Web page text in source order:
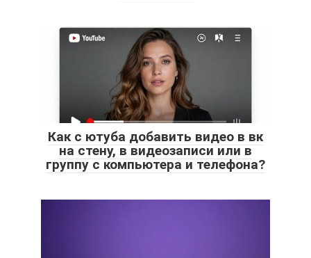
Как с ютуба добавить видео в вк
на стену, в видеозаписи или в
группу с компьютера и телефона?